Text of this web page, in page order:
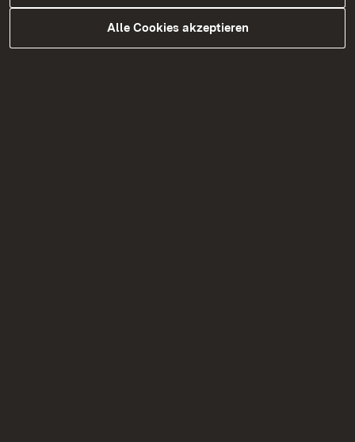
südbadischen Straßennetz. Die B 27 ist im
Streckenabschnitt mit Ausnahme von Jestetten
Alle Cookies akzeptieren